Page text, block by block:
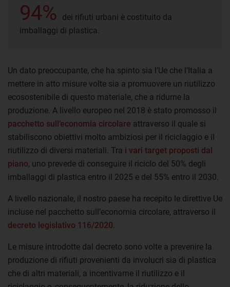
94%
dei rifiuti urbani è costituito da
imballaggi di plastica.
Un dato preoccupante, che ha spinto sia l’Ue che l’Italia a
mettere in atto misure volte sia a promuovere un riutilizzo
ecosostenibile di questo materiale, che a ridurne la
produzione. A livello europeo nel 2018 è stato promosso il
pacchetto sull’economia circolare attraverso il quale si
stabiliscono obiettivi molto ambiziosi per il riciclaggio e il
riutilizzo di diversi materiali. Tra i vari target proposti dal
piano, uno prevede di conseguire il riciclo del 50% degli
imballaggi di plastica entro il 2025 e del 55% entro il 2030.
A livello nazionale, il nostro paese ha recepito le direttive Ue
incluse nel pacchetto sull’economia circolare, attraverso il
decreto legislativo 116/2020
Le misure introdotte dal decreto sono volte a prevenire la
produzione di rifiuti provenienti da involucri sia di plastica
che di altri materiali, a incentivarne il riutilizzo e il